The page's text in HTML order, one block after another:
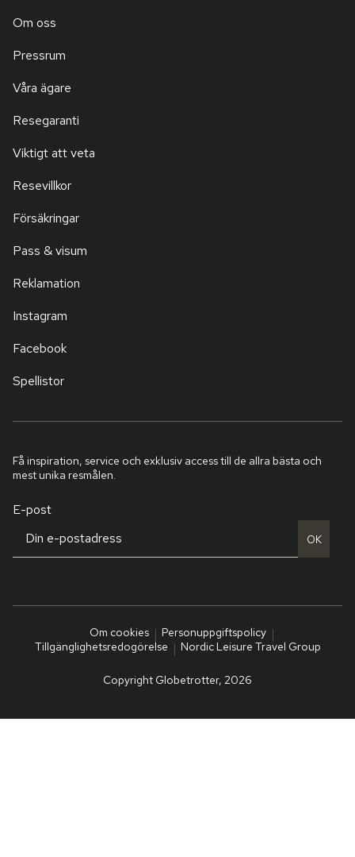
Om oss
Pressrum
Våra ägare
Resegaranti
Viktigt att veta
Resevillkor
Försäkringar
Pass & visum
Reklamation
Instagram
Facebook
Spellistor
Få inspiration, service och exklusiv access till de allra bästa och
mest unika resmålen.
E-post
OK
Om cookies
Personuppgiftspolicy
Tillgänglighetsredogörelse
Nordic Leisure Travel Group
Copyright Globetrotter, 2026